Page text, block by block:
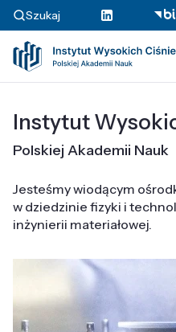
Szukaj
Instytut
Polskiej Akademii Nauk
Jesteśmy wiodącym
w dziedzinie fizyki i
inżynierii materiałowej.